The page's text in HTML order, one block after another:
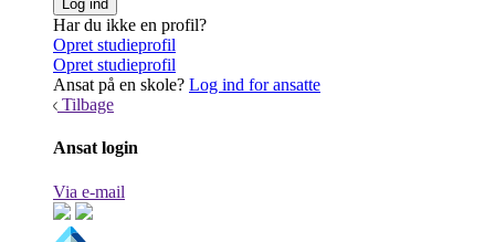
Har du ikke en profil?
Opret studieprofil
Opret studieprofil
Ansat på en skole? Log ind for ansatte
Tilbage
Ansat login
Via e-mail